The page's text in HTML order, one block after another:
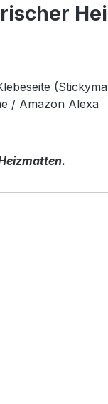
/ Amazon Alexa